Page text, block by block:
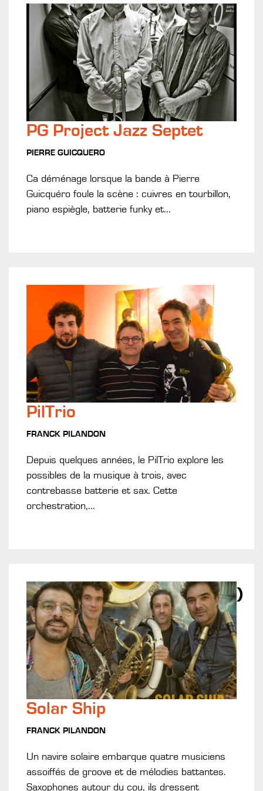
PG Project Jazz Septet
PIERRE GUICQUERO
Ca déménage lorsque la bande à Pierre
Guicquéro foule la scène : cuivres en tourbillon,
piano espiègle, batterie funky et...
PilTrio
FRANCK PILANDON
Depuis quelques années, le PilTrio explore les
possibles de la musique à trois, avec
contrebasse batterie et sax. Cette
orchestration,...
Solar Ship
FRANCK PILANDON
Un navire solaire embarque quatre musiciens
assoiffés de groove et de mélodies battantes.
Saxophones autour du cou, ils dressent